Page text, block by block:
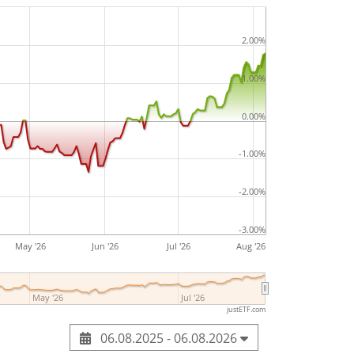
May '26 Jun '26 Jul '26 Aug '26
May '26 Jul '26
-3.00%
-2.00%
-1.00%
0.00%
1.00%
2.00%
justETF.com
06.08.2025 - 06.08.2026